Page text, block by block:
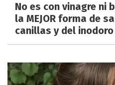
No es con vinagre ni
la MEJOR forma de
canillas y del inodoro